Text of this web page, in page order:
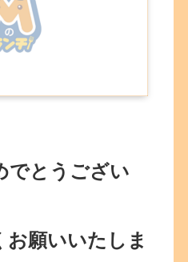
でとうござい
願いいたしま